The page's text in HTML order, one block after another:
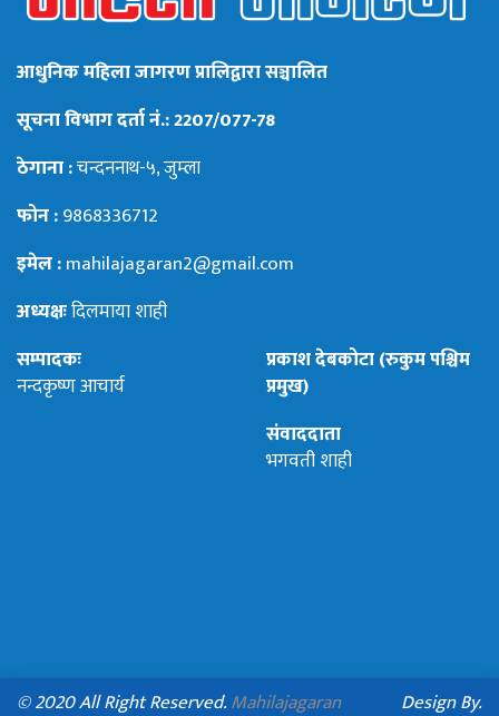
आधुनिक महिला जागरण प्रालिद्वारा सञ्चालित
सूचना विभाग दर्ता नं.: 2207/077-78
ठेगाना :चन्दननाथ-५, जुम्ला
फोन :9868336712
इमेल :mahilajagaran2@gmail.com
अध्यक्षःदिलमाया शाही
सम्पादकः
नन्दकृष्ण आचार्य
प्रकाश देबकोटा (रुकुम पश्चिम
प्रमुख)
संवाददाता
भगवती शाही
© 2020 All Right Reserved.Mahilajagaran
Design By.